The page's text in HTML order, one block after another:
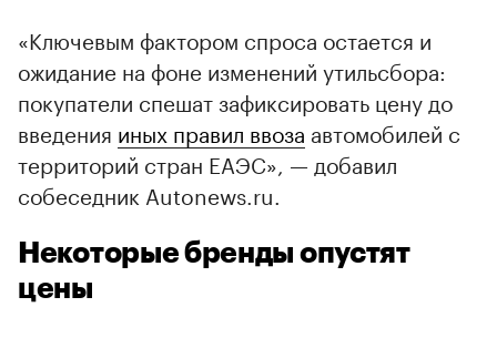
«Ключевым фактором спроса остается и
ожидание на фоне изменений утильсбора:
покупатели спешат зафиксировать цену до
введения иных правил ввоза автомобилей с
территорий стран ЕАЭС», — добавил
собеседник Autonews.ru.
Некоторые бренды опустят
цены